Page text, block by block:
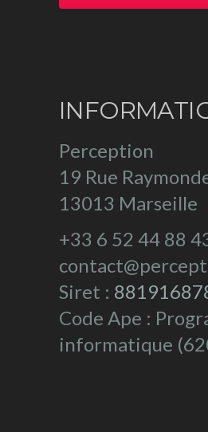
Perception
19 Rue
13013 Marseille
+33 6 52 44 88
Siret :
Code Ape :
informatique